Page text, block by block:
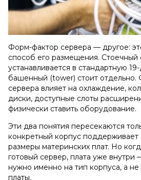
Форм‑фактор сервера — другое:
способ его размещения. Стоечный
устанавливается в стандартную
башенный (tower) стоит отдельно.
сервера влияет на охлаждение,
диски, доступные слоты
физически ставить оборудование.
Эти два понятия пересекаются
конкретный корпус
размеры материнских плат. Но
готовый сервер, плата уже внутри
нужно именно на тип корпуса, а
платы.